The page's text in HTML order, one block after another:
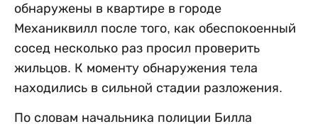
обнаружены в квартире в городе
Механиквилл после того, как обеспокоенный
сосед несколько раз просил проверить
жильцов. К моменту обнаружения тела
находились в сильной стадии разложения.
По словам начальника полиции Билла